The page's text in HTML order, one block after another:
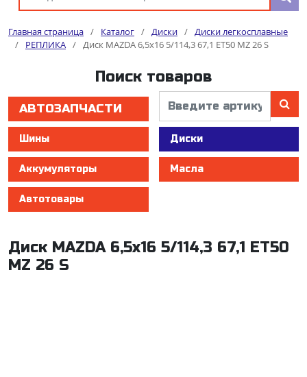
Главная страница / Каталог / Диски / Диски легкосплавные
/
РЕПЛИКА / Диск MAZDA 6,5x16 5/114,3 67,1 ET50 MZ 26 S
Поиск товаров
АВТОЗАПЧАСТИ
Шины Диски
Аккумуляторы Масла
Автотовары
Диск MAZDA 6,5x16 5/114,3 67,1 ET50
MZ 26 S